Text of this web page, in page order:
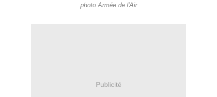
photo Armée de l'Air
Publicité